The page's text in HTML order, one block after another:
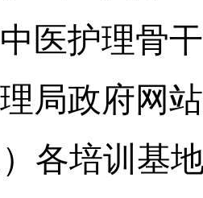
中医护理骨
局政府网
各培训基